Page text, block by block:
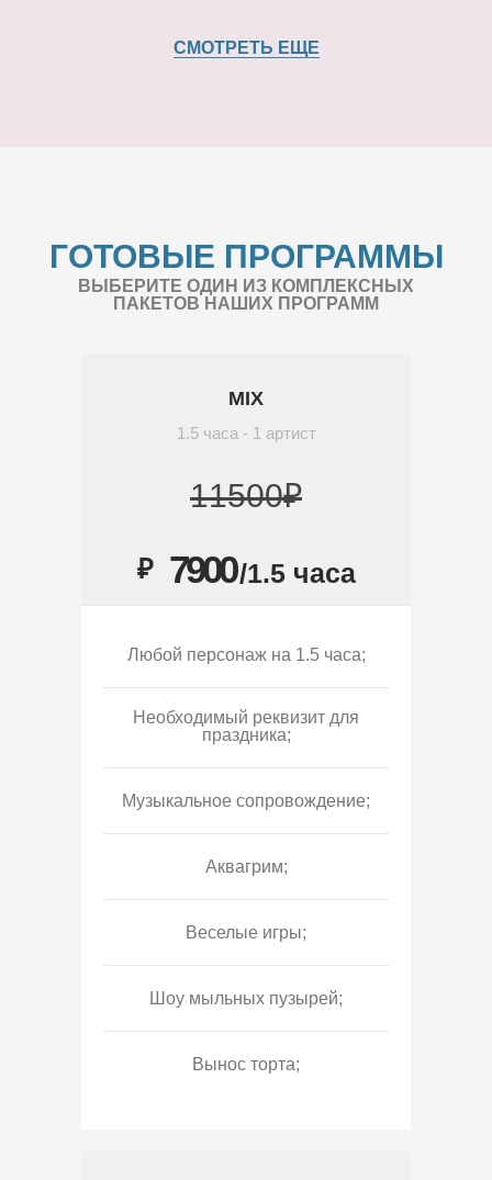
СМОТРЕТЬ ЕЩЕ
ГОТОВЫЕ ПРОГРАММЫ
ВЫБЕРИТЕ ОДИН ИЗ КОМПЛЕКСНЫХ
ПАКЕТОВ НАШИХ ПРОГРАММ
MIX
1.5 часа - 1 артист
11500₽
₽ 7900/1.5 часа
Любой персонаж на 1.5 часа;
Необходимый реквизит для
праздника;
Музыкальное сопровождение;
Аквагрим;
Веселые игры;
Шоу мыльных пузырей;
Вынос торта;